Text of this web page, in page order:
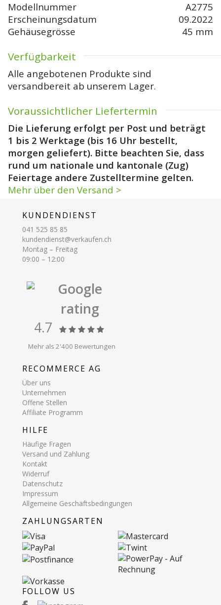
Modellnummer
A2775
Erscheinungsdatum
09.2022
Gehäusegrösse
45 mm
Verfügbarkeit
Alle angebotenen Produkte sind
versandbereit ab unserem Lager.
Voraussichtlicher Liefertermin
Die Lieferung erfolgt per Post und beträgt
1 bis 2 Werktage (bis 16 Uhr bestellt,
morgen geliefert). Bitte beachten Sie, dass
rund um nationale und kantonale (Zug)
Feiertage andere Zustelltermine gelten.
Mehr über den Versand >
KUNDENDIENST
041 525 85 85
kundendienst@verkaufen.ch
Montag – Freitag
09:00 – 12:00
Google
rating
4.7
Mehr als 2'400 Bewertungen
RECOMMERCE AG
Über uns
Unternehmen
Offene Stellen
Affiliate Programm
HILFE
Häufige Fragen
Versand und Zahlung
Kontakt
Widerruf
Datenschutz
Impressum
Allgemeine Geschäftsbedingungen
ZAHLUNGSARTEN
FOLLOW US